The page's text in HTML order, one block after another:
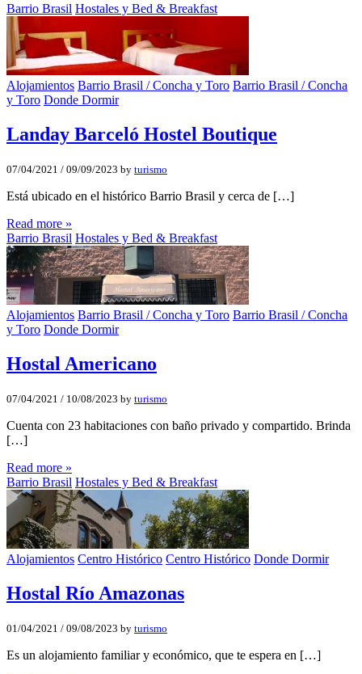
Barrio Brasil Hostales y Bed & Breakfast
Alojamientos Barrio Brasil / Concha y Toro Barrio Brasil / Concha
y Toro Donde Dormir
Landay Barceló Hostel Boutique
07/04/2021 / 09/09/2023 by turismo
Está ubicado en el histórico Barrio Brasil y cerca de […]
Read more »
Barrio Brasil Hostales y Bed & Breakfast
Alojamientos Barrio Brasil / Concha y Toro Barrio Brasil / Concha
y Toro Donde Dormir
Hostal Americano
07/04/2021 / 10/08/2023 by turismo
Cuenta con 23 habitaciones con baño privado y compartido. Brinda
[…]
Read more »
Barrio Brasil Hostales y Bed & Breakfast
Alojamientos Centro Histórico Centro Histórico Donde Dormir
Hostal Rí­o Amazonas
01/04/2021 / 09/08/2023 by turismo
Es un alojamiento familiar y económico, que te espera en […]